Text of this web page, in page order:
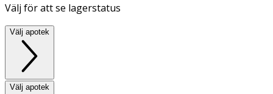
Välj för att se lagerstatus
Välj apotek
Välj apotek